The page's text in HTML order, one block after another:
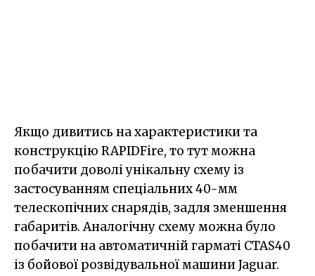
Якщо дивитись на характеристики та
конструкцію RAPIDFire, то тут можна
побачити доволі унікальну схему із
застосуванням спеціальних 40-мм
телескопічних снарядів, задля зменшення
габаритів. Аналогічну схему можна було
побачити на автоматичній гарматі CTAS40
із бойової розвідувальної машини Jaguar.